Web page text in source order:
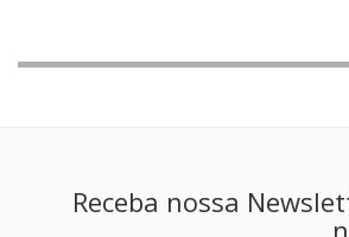
Receba nossa